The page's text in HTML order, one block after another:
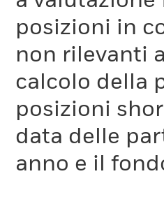
posizioni in
non rilevanti
calcolo della
posizioni
data delle
anno e il